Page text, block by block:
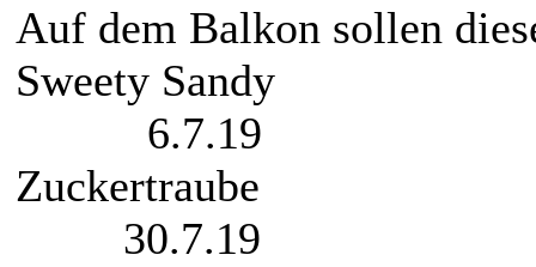
Auf dem Balkon sollen
6.7.19
30.7.19